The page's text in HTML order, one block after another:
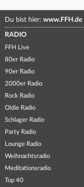
Du bist hier: www.FFH.de
RADIO
FFH Live
80er Radio
90er Radio
2000er Radio
Rock Radio
Oldie Radio
Schlager Radio
Party Radio
Lounge Radio
Weihnachtsradio
Meditationsradio
Top 40